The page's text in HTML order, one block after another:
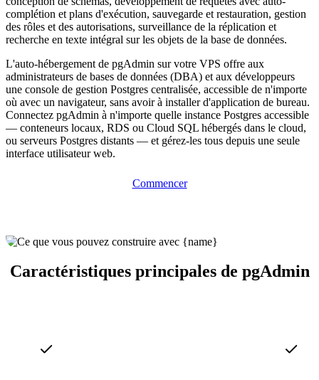
complétion et plans d'exécution, sauvegarde et restauration, gestion
des rôles et des autorisations, surveillance de la réplication et
recherche en texte intégral sur les objets de la base de données.
L'auto-hébergement de pgAdmin sur votre VPS offre aux
administrateurs de bases de données (DBA) et aux développeurs
une console de gestion Postgres centralisée, accessible de n'importe
où avec un navigateur, sans avoir à installer d'application de bureau.
Connectez pgAdmin à n'importe quelle instance Postgres accessible
— conteneurs locaux, RDS ou Cloud SQL hébergés dans le cloud,
ou serveurs Postgres distants — et gérez-les tous depuis une seule
interface utilisateur web.
Commencer
Caractéristiques principales de pgAdmin